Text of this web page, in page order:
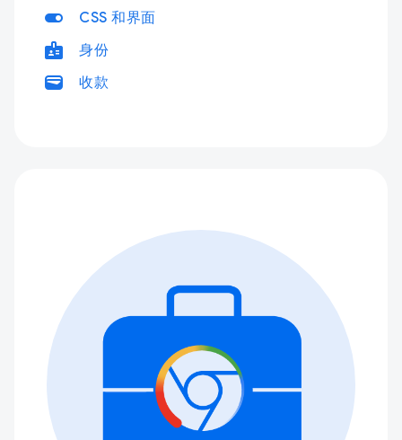
toggle_on CSS 和界面
badge 身份
wallet 收款